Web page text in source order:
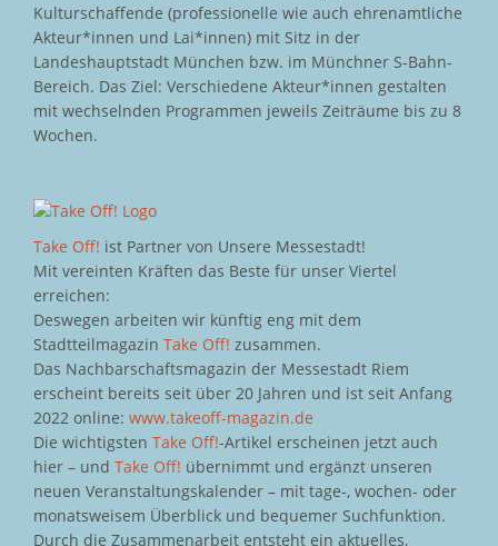
Kulturschaffende (professionelle wie auch ehrenamtliche
Akteur*innen und Lai*innen) mit Sitz in der
Landeshauptstadt München bzw. im Münchner S-Bahn-
Bereich. Das Ziel: Verschiedene Akteur*innen gestalten
mit wechselnden Programmen jeweils Zeiträume bis zu 8
Wochen.
Take Off! ist Partner von Unsere Messestadt!
Mit vereinten Kräften das Beste für unser Viertel
erreichen:
Deswegen arbeiten wir künftig eng mit dem
Stadtteilmagazin Take Off! zusammen.
Das Nachbarschaftsmagazin der Messestadt Riem
erscheint bereits seit über 20 Jahren und ist seit Anfang
2022 online: www.takeoff-magazin.de
Die wichtigsten Take Off!-Artikel erscheinen jetzt auch
hier – und Take Off! übernimmt und ergänzt unseren
neuen Veranstaltungskalender – mit tage-, wochen- oder
monatsweisem Überblick und bequemer Suchfunktion.
Durch die Zusammenarbeit entsteht ein aktuelles,